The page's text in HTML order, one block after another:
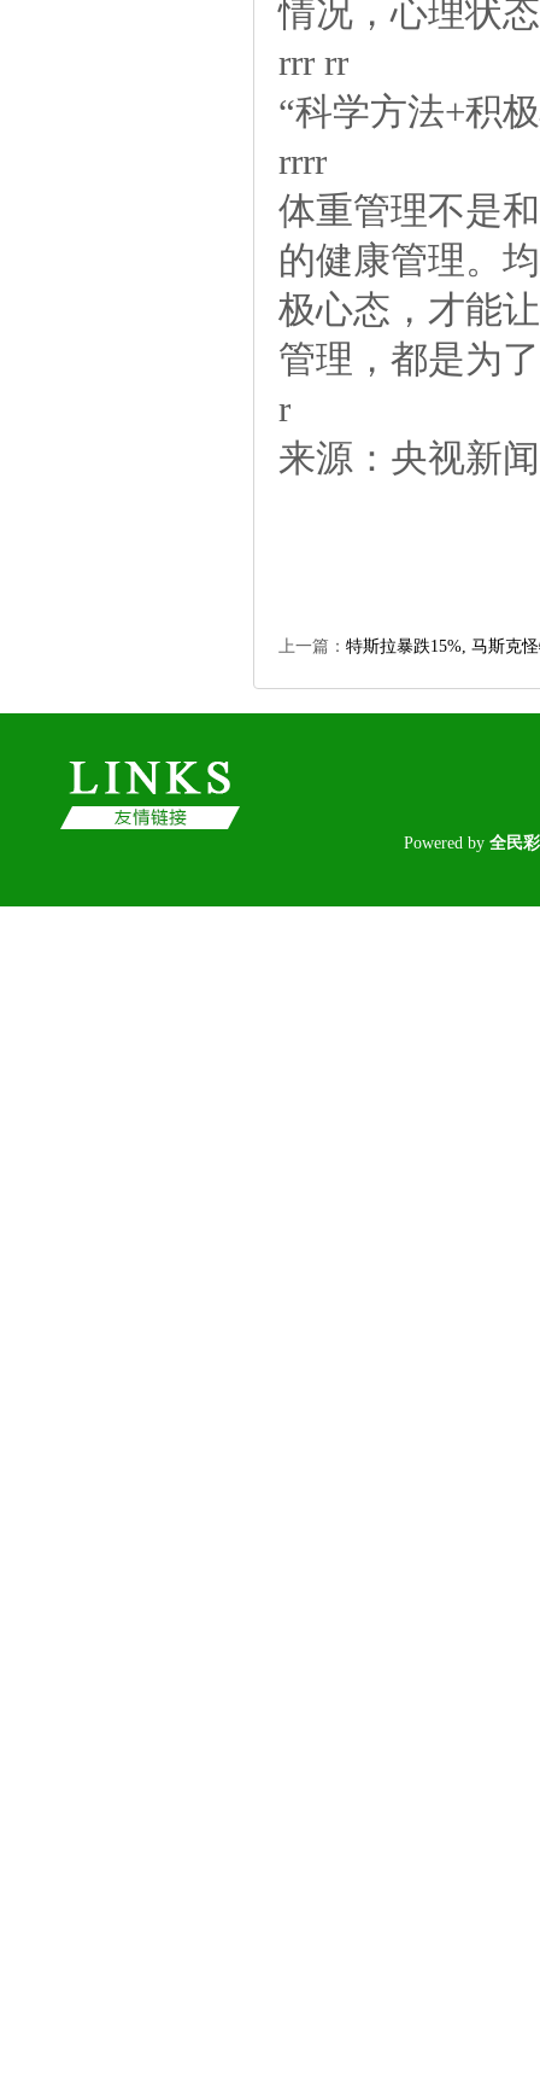
情况，心理状
rrrrr
“科学方法+积
rrrr
体重管理不是
的健康管理。
极心态，才能
管理，都是为
r
来源：央视新
上一篇： 特斯拉暴跌15%,马斯克怪
Poweredby 全民